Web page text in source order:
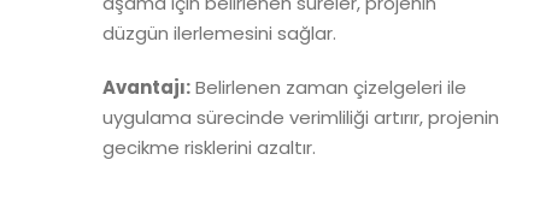
düzgün ilerlemesini sağlar.
Avantajı:Belirlenen zaman çizelgeleri ile
uygulama sürecinde verimliliği artırır, projenin
gecikme risklerini azaltır.